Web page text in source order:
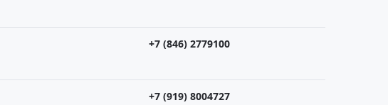
+7 (846) 2779100
+7 (919) 8004727